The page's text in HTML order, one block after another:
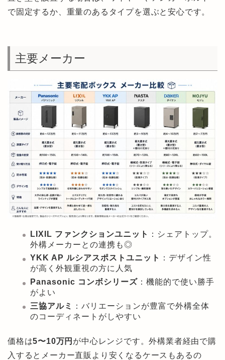
で固定するか、重量のあるタイプを選ぶと安心です。
主要メーカー
LIXIL ファンクションユニット
：シェアトップ。
外構メーカーとの連携も◎
YKK AP ルシアスポストユニット
：デザイン性
が高く外観重視の方に人気
Panasonic コンボシリーズ ：機能的で使い勝手
がよい
三協アルミ
：バリエーションが豊富で外構全体
のコーディネートがしやすい
価格は5〜10万円 が中心レンジです。外構業者経由で購
入するとメーカー直販より安くなるケースもあるの